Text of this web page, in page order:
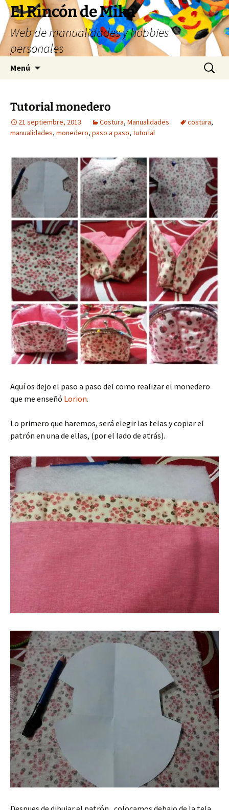
Saltar
contenido
El Rincón de Mika
Web de manualidades y hobbies
personales
Menú Buscar:
Tutorial monedero
21 septiembre, 2013 Costura, Manualidades costura,
manualidades, monedero, paso a paso, tutorial
Aquí os dejo el paso a paso del como realizar el monedero
que me enseñó Lorion.
Lo primero que haremos, será elegir las telas y copiar el
patrón en una de ellas, (por el lado de atrás).